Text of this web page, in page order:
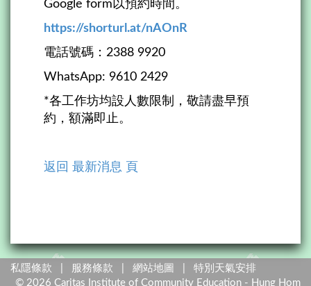
Google form以預約時間。
https://shorturl.at/nAOnR
電話號碼：2388 9920
WhatsApp: 9610 2429
*各工作坊均設人數限制，敬請盡早預
約，額滿即止。
返回 最新消息 頁
私隱條款 服務條款 網站地圖
特別天氣安排
© 2026 Caritas Institute of Community Education - Hung Hom